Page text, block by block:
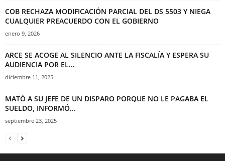
COB RECHAZA MODIFICACIÓN PARCIAL DEL DS 5503 Y NIEGA
CUALQUIER PREACUERDO CON EL GOBIERNO
enero 9, 2026
ARCE SE ACOGE AL SILENCIO ANTE LA FISCALÍA Y ESPERA SU
AUDIENCIA POR EL...
diciembre 11, 2025
MATÓ A SU JEFE DE UN DISPARO PORQUE NO LE PAGABA EL
SUELDO, INFORMÓ...
septiembre 23, 2025